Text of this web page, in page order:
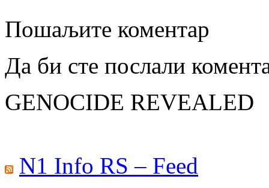
Пошаљите коментар
Да би сте послали
GENOCIDE REVEALED
N1 Info RS – Feed